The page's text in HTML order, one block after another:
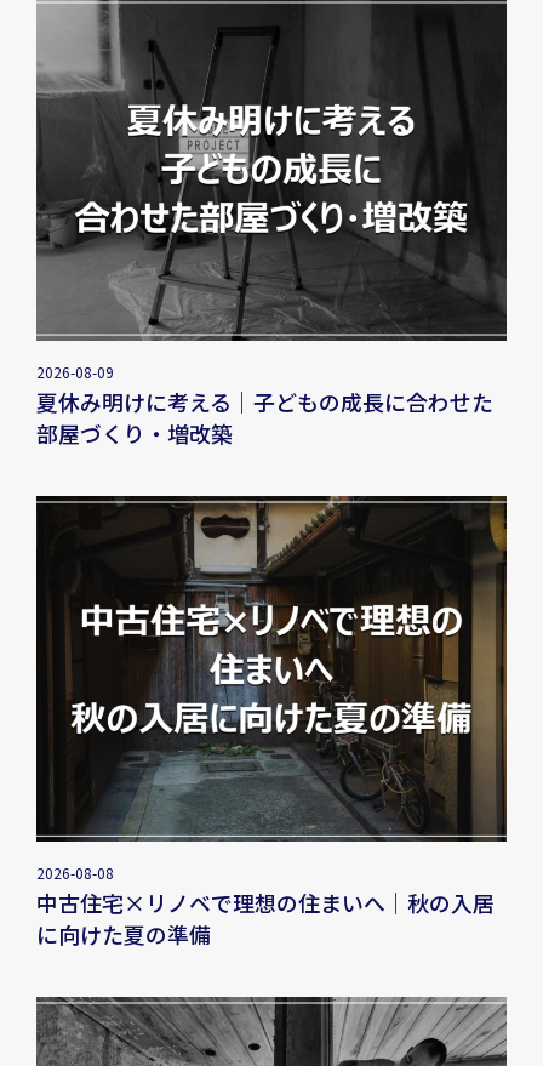
2026-08-09
夏休み明けに考える｜子どもの成長に合わせた
部屋づくり・増改築
2026-08-08
中古住宅×リノベで理想の住まいへ｜秋の入居
に向けた夏の準備